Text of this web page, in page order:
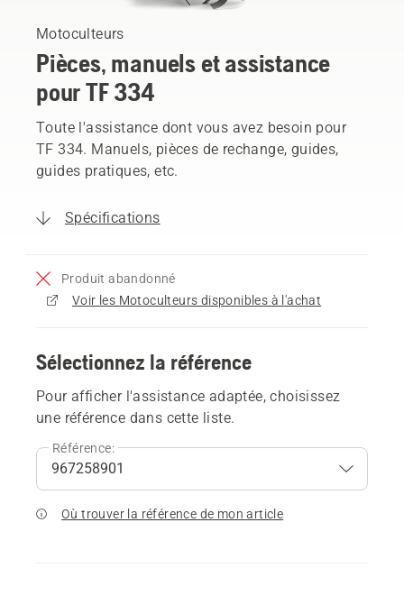
Motoculteurs
Pièces, manuels et assistance
pour TF 334
Toute l'assistance dont vous avez besoin pour
TF 334. Manuels, pièces de rechange, guides,
guides pratiques, etc.
Spécifications
Produit abandonné
Voir les Motoculteurs disponibles à l'achat
Sélectionnez la référence
Pour afficher l'assistance adaptée, choisissez
une référence dans cette liste.
Référence:
Où trouver la référence de mon article